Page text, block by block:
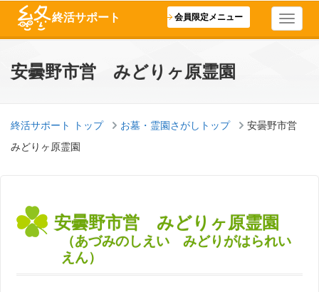
終活サポート 会員限定メニュー
安曇野市営 みどりヶ原霊園
終活サポート トップ お墓・霊園さがしトップ
安曇野市営
みどりヶ原霊園
安曇野市営 みどりヶ原霊園
（あづみのしえい みどりがはられい
えん）